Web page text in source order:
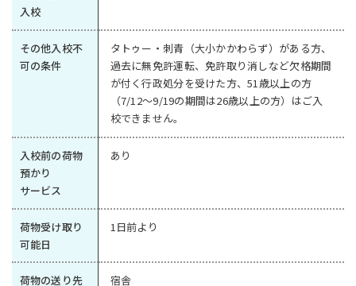
入校
その他入校不
可の条件
タトゥー・刺青（大小かかわらず）がある方、
過去に無免許運転、免許取り消しなど欠格期間
が付く行政処分を受けた方、51歳以上の方
（7/12～9/19の期間は26歳以上の方）はご入
校できません。
入校前の荷物
預かり
サービス
あり
荷物受け取り
可能日
1日前より
荷物の送り先 宿舎